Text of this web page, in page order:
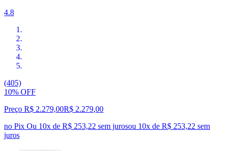
4.8
(405)
10% OFF
Preço R$ 2.279,00R$ 2.279,00
no Pix Ou 10x de R$ 253,22 sem jurosou 10x de R$ 253,22 sem
juros